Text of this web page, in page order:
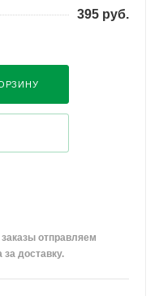
395 руб.
отправляем
доставку.